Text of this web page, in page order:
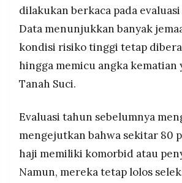
dilakukan berkaca pada
Data menunjukkan banyak
kondisi risiko tinggi tetap
hingga memicu angka kematian
Tanah Suci.
Evaluasi tahun sebelumnya
mengejutkan bahwa sekitar 80
haji memiliki komorbid atau
Namun, mereka tetap lolos